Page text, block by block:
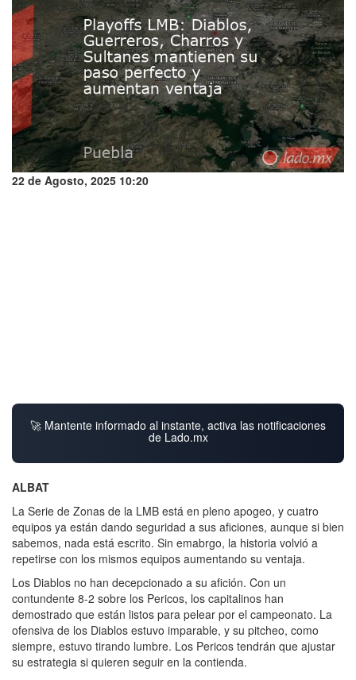
22 de Agosto, 2025 10:20
🚀 Mantente informado al instante, activa las notificaciones
de Lado.mx
ALBAT
La Serie de Zonas de la LMB está en pleno apogeo, y cuatro
equipos ya están dando seguridad a sus aficiones, aunque si bien
sabemos, nada está escrito. Sin emabrgo, la historia volvió a
repetirse con los mismos equipos aumentando su ventaja.
Los Diablos no han decepcionado a su afición. Con un
contundente 8-2 sobre los Pericos, los capitalinos han
demostrado que están listos para pelear por el campeonato. La
ofensiva de los Diablos estuvo imparable, y su pitcheo, como
siempre, estuvo tirando lumbre. Los Pericos tendrán que ajustar
su estrategia si quieren seguir en la contienda.